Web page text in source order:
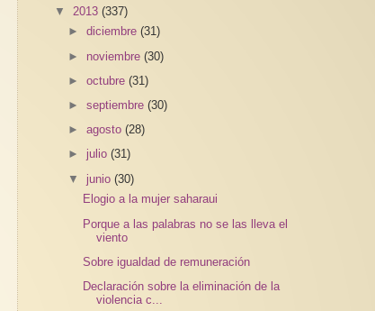
▼ 2013 (337)
►diciembre(31)
► noviembre(30)
►octubre(31)
►septiembre(30)
►agosto(28)
► julio(31)
▼ junio(30)
Elogio a la mujer saharaui
Porque a las palabras no se las lleva el
viento
Sobre igualdad de remuneración
Declaración sobre la eliminación de la
violencia c...